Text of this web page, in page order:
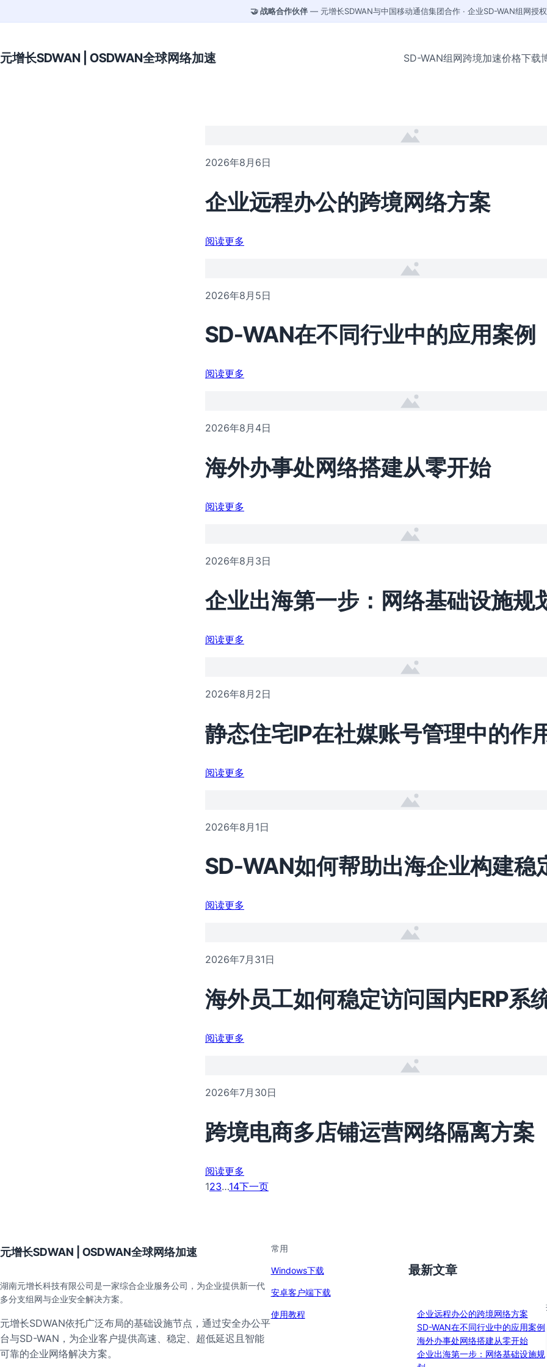
🤝 战略合作伙伴— 元增长SDWAN与中国移动通信集团合作 · 企业SD-WAN组网授
元增长SDWAN | OSDWAN全球网络加速 SD-WAN组网跨境加速价格下载
2026年8月6日
企业远程办公的跨境网络方案
阅读更多
2026年8月5日
SD-WAN在不同行业中的应用案例
阅读更多
2026年8月4日
海外办事处网络搭建从零开始
阅读更多
2026年8月3日
企业出海第一步：网络基础设施规
阅读更多
2026年8月2日
静态住宅IP在社媒账号管理中的作
阅读更多
2026年8月1日
SD-WAN如何帮助出海企业构建稳
阅读更多
2026年7月31日
海外员工如何稳定访问国内ERP系
阅读更多
2026年7月30日
跨境电商多店铺运营网络隔离方案
阅读更多
123…14下一页
元增长SDWAN | OSDWAN全球网络加速
湖南元增长科技有限公司是一家综合企业服务公司，为企业提供新一代
多分支组网与企业安全解决方案。
元增长SDWAN依托广泛布局的基础设施节点，通过安全办公平
台与SD-WAN，为企业客户提供高速、稳定、超低延迟且智能
可靠的企业网络解决方案。
常用
Windows下载
安卓客户端下载
使用教程
最新文章
企业远程办公的跨境网络方案
SD-WAN在不同行业中的应用案例
海外办事处网络搭建从零开始
企业出海第一步：网络基础设施规